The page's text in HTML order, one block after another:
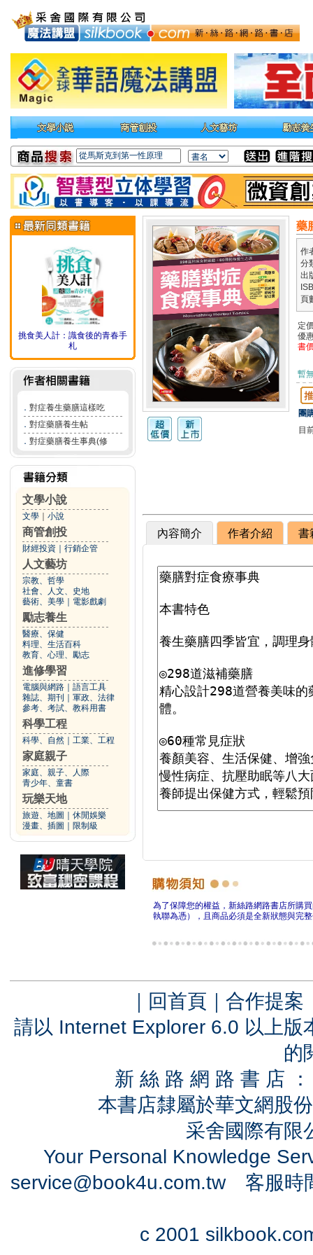
挑食美人計：識食後的青春手
札
． 對症養生藥膳這樣吃
． 對症藥膳養生帖
． 對症藥膳養生事典(修
文學小說
文學 小說
商管創投
財經投資 行銷企管
人文藝坊
宗教、哲學
社會、人文、史地
藝術、美學
電影戲劇
勵志養生
醫療、保健
料理、生活百科
教育、心理、勵志
進修學習
電腦與網路
語言工具
雜誌、期刊
軍政、法律
參考、考試、教科用書
科學工程
科學、自然 工業、工程
家庭親子
家庭、親子、人際
青少年、童書
玩樂天地
旅遊、地圖
休閒娛樂
漫畫、插圖
限制級
藥
作
分
出
頁
定
優
書
暫
團
目
內容簡介 作者介紹 書
為了保障您的權益，新絲路網路書店所購
執聯為憑），且商品必須是全新狀態與完
｜ 回首頁 ｜ 合作提案
請以 Internet Explorer 6.0 以上
的
新 絲 路 網 路 書 店
本書店隸屬於華文網股
采舍國際有
Your Personal Knowledge
service@book4u.com.tw客服時
c 2001